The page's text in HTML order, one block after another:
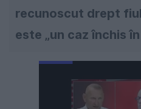
recunoscut drept
este „un caz închis în